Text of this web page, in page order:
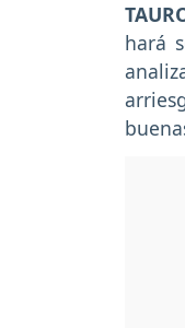
hará